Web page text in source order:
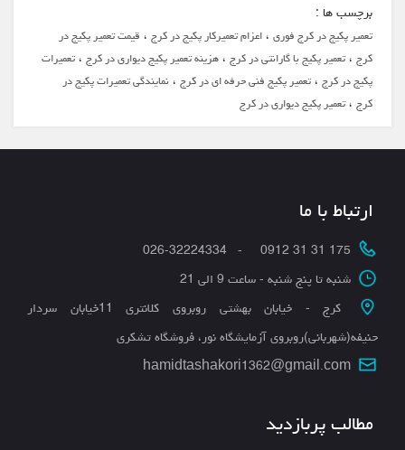
برچسب ها :
تعمیر پکیج در کرج فوری،اعزام تعمیرکار پکیج در کرج، قیمت تعمیر پکیج در
کرج،تعمیر پکیج با گارانتی در کرج،هزینه تعمیر پکیج دیواری در کرج،تعمیرات
پکیج در کرج،تعمیر پکیج فنی حرفه ای در کرج،نمایندگی تعمیرات پکیج در
کرج،تعمیر پکیج دیواری در کرج
ارتباط با ما
175 31 31 0912 - 026-32224334
شنبه تا پنج شنبه - ساعت 9 الی 21
کرج - خیابان بهشتی روبروی کلانتری 11خیابان سردار
حنیفه(شهربانی)روبروی آزمایشگاه نور، فروشگاه تشکری
hamidtashakori1362@gmail.com
مطالب پربازدید